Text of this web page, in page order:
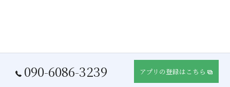
090-6086-3239 アプリの登録はこちら